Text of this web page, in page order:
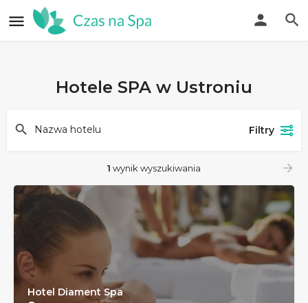
Hotele SPA w Ustroniu
Filtry
1 wynik wyszukiwania
Hotel Diament Spa